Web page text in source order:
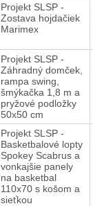
Projekt SLSP -
Zostava hojdačiek
Marimex
Projekt SLSP -
Záhradný domček,
rampa swing,
šmýkačka 1,8 m a
pryžové podložky
50x50 cm
Projekt SLSP -
Basketbalové lopty
Spokey Scabrus a
vonkajšie panely
na basketbal
110x70 s košom a
sieťkou